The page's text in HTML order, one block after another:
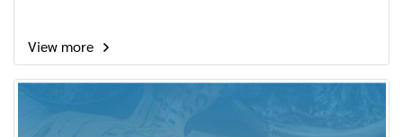
View more